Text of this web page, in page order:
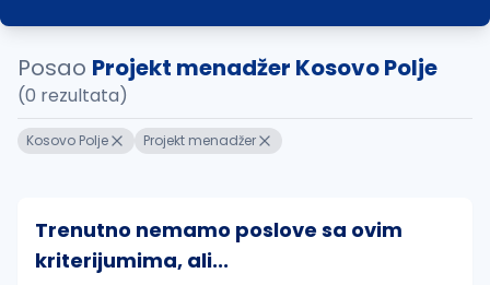
Posao Projekt menadžer Kosovo Polje
(0 rezultata)
Kosovo Polje Projekt menadžer
Trenutno nemamo poslove sa ovim
kriterijumima, ali...